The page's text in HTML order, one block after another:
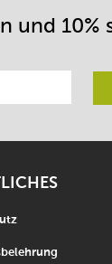
und 10%